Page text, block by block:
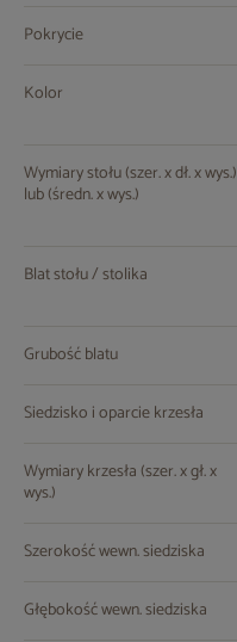
Pokrycie
Kolor
Wymiary stołu (szer. x dł. x wys.)
lub (średn. x wys.)
Blat stołu / stolika
Grubość blatu
Siedzisko i oparcie krzesła
Wymiary krzesła (szer. x gł. x
wys.)
Szerokość wewn. siedziska
Głębokość wewn. siedziska